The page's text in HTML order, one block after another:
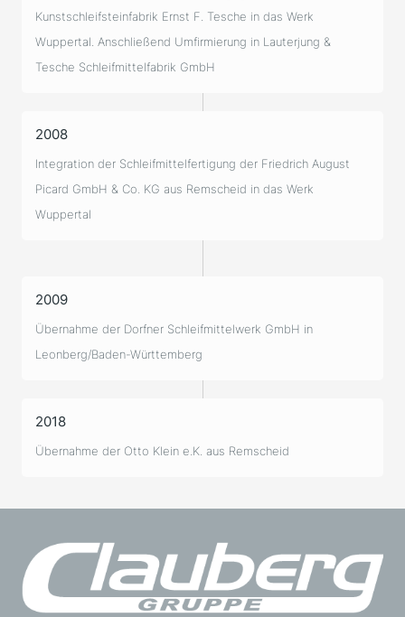
Kunstschleifsteinfabrik Ernst F. Tesche in das Werk
Wuppertal. Anschließend Umfirmierung in Lauterjung &
Tesche Schleifmittelfabrik GmbH
2008
Integration der Schleifmittelfertigung der Friedrich August
Picard GmbH & Co. KG aus Remscheid in das Werk
Wuppertal
2009
Übernahme der Dorfner Schleifmittelwerk GmbH in
Leonberg/Baden-Württemberg
2018
Übernahme der Otto Klein e.K. aus Remscheid